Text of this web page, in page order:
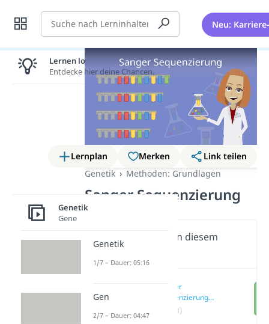
Suche Neu:
Lernplan Merken
Link teilen
Genetik
Methoden: Grundlagen
Sanger Sequenzierung
Wichtige Inhalte in diesem
Video
Sanger
Sequenzierung
einfach erklärt
(00:13)
Lernen lohnt sich!
Entdecke hier deine Chancen.
Genetik
Gene
Genetik
1/7 – Dauer: 05:16
Gen
2/7 – Dauer: 04:47